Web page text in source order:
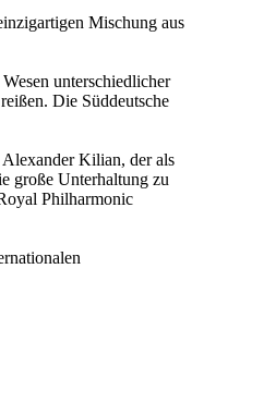
Mischung aus
unterschiedlicher
Die Süddeutsche
Kilian, der als
große Unterhaltung zu
Philharmonic